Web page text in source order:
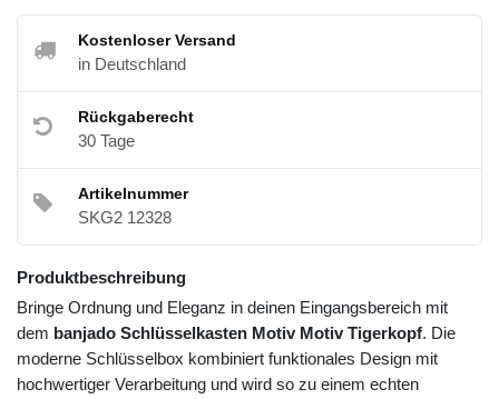
Kostenloser Versand
in Deutschland
Rückgaberecht
30 Tage
Artikelnummer
SKG2 12328
Produktbeschreibung
Bringe Ordnung und Eleganz in deinen Eingangsbereich mit
dem banjado Schlüsselkasten Motiv Motiv Tigerkopf. Die
moderne Schlüsselbox kombiniert funktionales Design mit
hochwertiger Verarbeitung und wird so zu einem echten